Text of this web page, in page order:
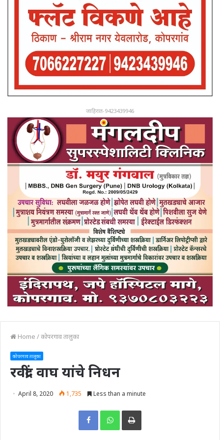
जाहिरात-9423439946
Home /कोपरगाव तालुका
कोपरगाव तालुका
रवींद्र वाघ यांचे निधन
April 8, 2020 1,735 Less than a minute
Print